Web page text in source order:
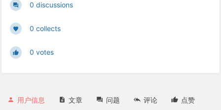
0 discussions
0 collects
0 votes
用户信息 文章 问题 评论 点赞